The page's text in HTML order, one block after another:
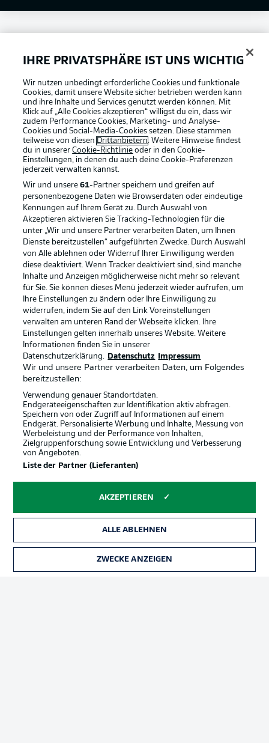
Football as it's meant to be
BUNDESLIGA APP
Offizielle Partner
Rechtliche Hinweise Voreinstellungen verwalten
Datenschutz Nutzungsbedingungen
Kontakt
Liveticker
AGB
IHRE PRIVATSPHÄRE IST UNS WICHTIG
Wir nutzen unbedingt erforderliche Cookies und funktionale
Cookies, damit unsere Website sicher betrieben werden kann
und ihre Inhalte und Services genutzt werden können. Mit
Klick auf „Alle Cookies akzeptieren“ willigst du ein, dass wir
zudem Performance Cookies, Marketing- und Analyse-
Cookies und Social-Media-Cookies setzen. Diese stammen
teilweise von diesen Drittanbietern. Weitere Hinweise findest
du in unsererCookie-Richtlinie oder in den Cookie-
Einstellungen, in denen du auch deine Cookie-Präferenzen
jederzeit verwalten kannst.
Wir und unsere61-Partner speichern und greifen auf
personenbezogene Daten wie Browserdaten oder eindeutige
Kennungen auf Ihrem Gerät zu. Durch Auswahl von
Akzeptieren aktivieren Sie Tracking-Technologien für die
unter „Wir und unsere Partner verarbeiten Daten, um Ihnen
Dienste bereitzustellen“ aufgeführten Zwecke. Durch Auswahl
von Alle ablehnen oder Widerruf Ihrer Einwilligung werden
diese deaktiviert. Wenn Tracker deaktiviert sind, sind manche
Inhalte und Anzeigen möglicherweise nicht mehr so relevant
für Sie. Sie können dieses Menü jederzeit wieder aufrufen, um
Ihre Einstellungen zu ändern oder Ihre Einwilligung zu
widerrufen, indem Sie auf den Link Voreinstellungen
verwalten am unteren Rand der Webseite klicken. Ihre
Einstellungen gelten innerhalb unseres Website. Weitere
Informationen finden Sie in unserer
Datenschutzerklärung.
Datenschutz Impressum
Wir und unsere Partner verarbeiten Daten, um Folgendes
bereitzustellen:
Verwendung genauer Standortdaten.
Endgeräteeigenschaften zur Identifikation aktiv abfragen.
Speichern von oder Zugriff auf Informationen auf einem
Endgerät. Personalisierte Werbung und Inhalte, Messung von
Werbeleistung und der Performance von Inhalten,
Zielgruppenforschung sowie Entwicklung und Verbesserung
von Angeboten.
Liste der Partner (Lieferanten)
AKZEPTIEREN
ALLE ABLEHNEN
ZWECKE ANZEIGEN